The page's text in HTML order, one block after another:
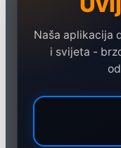
Naša aplikacija
i svijeta -
Hronika